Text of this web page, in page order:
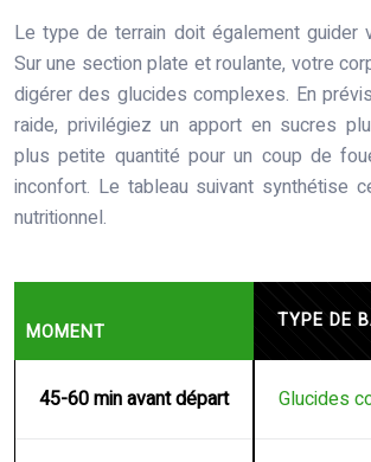
Le type de terrain doit également guider
Sur une section plate et roulante, votre
digérer des glucides complexes. En
raide, privilégiez un apport en sucres
plus petite quantité pour un coup de
inconfort. Le tableau suivant synthétise
nutritionnel.
MOMENT TYPE DE
45-60 min avant départ Glucides